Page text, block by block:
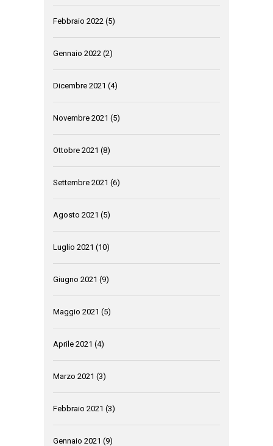
Febbraio 2022 (5)
Gennaio 2022 (2)
Dicembre 2021 (4)
Novembre 2021 (5)
Ottobre 2021 (8)
Settembre 2021 (6)
Agosto 2021 (5)
Luglio 2021 (10)
Giugno 2021 (9)
Maggio 2021 (5)
Aprile 2021 (4)
Marzo 2021 (3)
Febbraio 2021 (3)
Gennaio 2021 (9)